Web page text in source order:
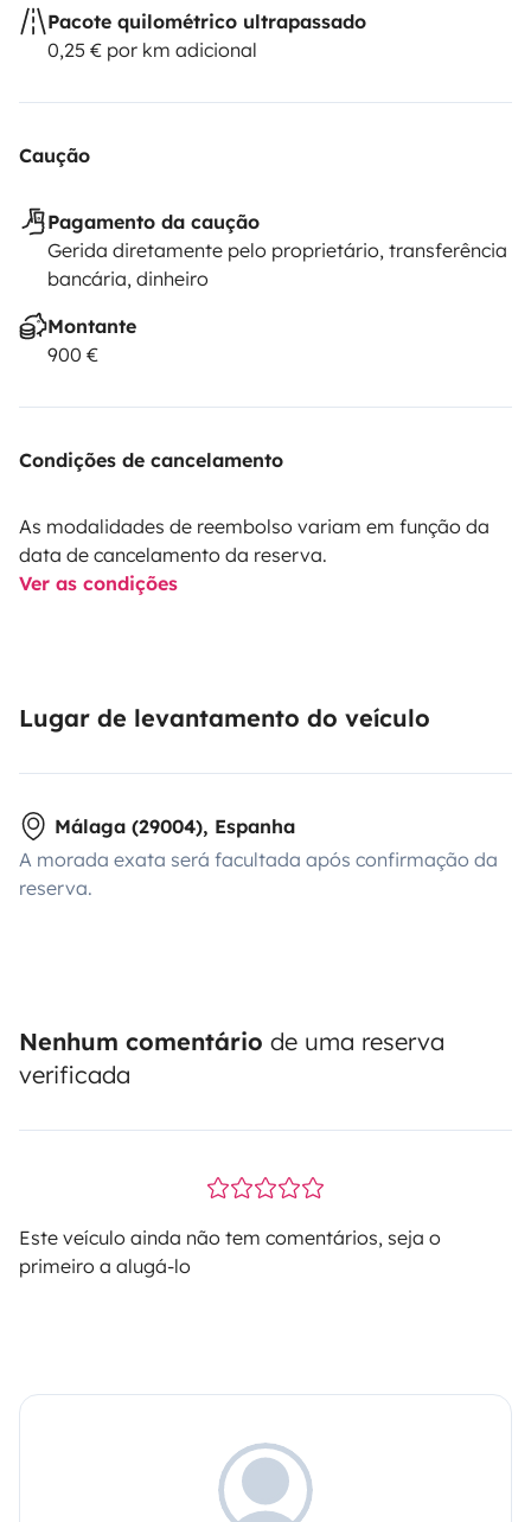
Pacote quilométrico ultrapassado
0,25 € por km adicional
Caução
Pagamento da caução
Gerida diretamente pelo proprietário, transferência
bancária, dinheiro
Montante
900 €
Condições de cancelamento
As modalidades de reembolso variam em função da
data de cancelamento da reserva.
Ver as condições
Lugar de levantamento do veículo
Málaga (29004), Espanha
A morada exata será facultada após confirmação da
reserva.
Nenhum comentário de uma reserva
verificada
Este veículo ainda não tem comentários, seja o
primeiro a alugá-lo